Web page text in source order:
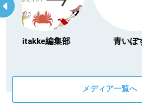
編集部 青いぽすと
メディア一覧へ